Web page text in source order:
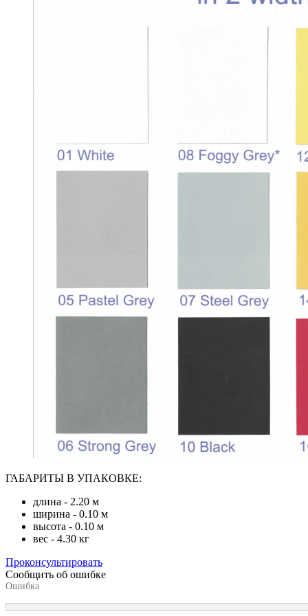
ГАБАРИТЫ В УПАКОВКЕ:
длина - 2.20 м
ширина - 0.10 м
высота - 0.10 м
вес - 4.30 кг
Проконсультировать
Сообщить об ошибке
Ошибка